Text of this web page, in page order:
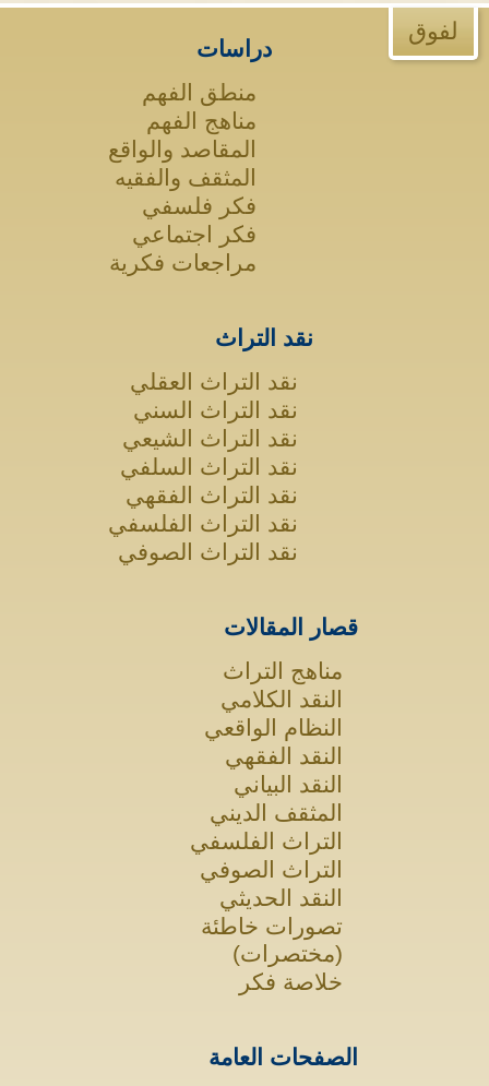
لفوق
دراسات
منطق الفهم
مناهج الفهم
المقاصد والواقع
المثقف والفقيه
فكر فلسفي
فكر اجتماعي
مراجعات فكرية
نقد التراث
نقد التراث العقلي
نقد التراث السني
نقد التراث الشيعي
نقد التراث السلفي
نقد التراث الفقهي
نقد التراث الفلسفي
نقد التراث الصوفي
قصار المقالات
مناهج التراث
النقد الكلامي
النظام الواقعي
النقد الفقهي
النقد البياني
المثقف الديني
التراث الفلسفي
التراث الصوفي
النقد الحديثي
تصورات خاطئة
(مختصرات)
خلاصة فكر
الصفحات العامة